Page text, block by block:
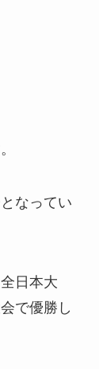
なってい
日本大
で優勝し